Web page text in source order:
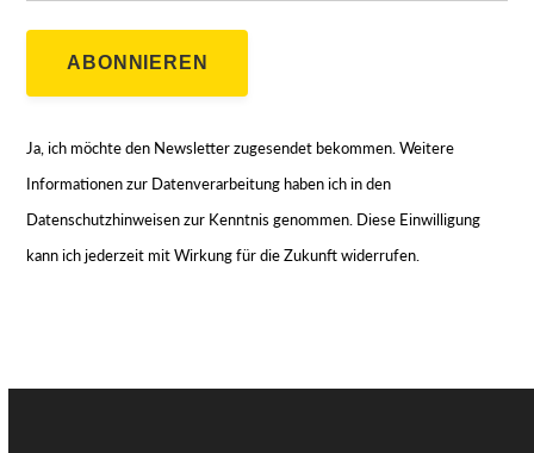
ABONNIEREN
Ja, ich möchte den Newsletter zugesendet bekommen. Weitere
Informationen zur Datenverarbeitung haben ich in den
Datenschutzhinweisen zur Kenntnis genommen. Diese Einwilligung
kann ich jederzeit mit Wirkung für die Zukunft widerrufen.